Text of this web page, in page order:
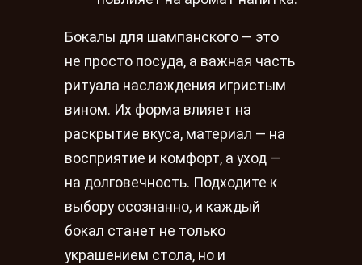
Бокалы для шампанского — это
не просто посуда, а важная часть
ритуала наслаждения игристым
вином. Их форма влияет на
раскрытие вкуса, материал — на
восприятие и комфорт, а уход —
на долговечность. Подходите к
выбору осознанно, и каждый
бокал станет не только
украшением стола, но и